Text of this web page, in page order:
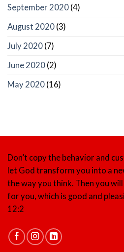
September 2020 (4)
August 2020 (3)
July 2020 (7)
June 2020 (2)
May 2020 (16)
Don’t copy the behavior and
let God transform you into a
the way you think. Then you
for you, which is good and
12:2